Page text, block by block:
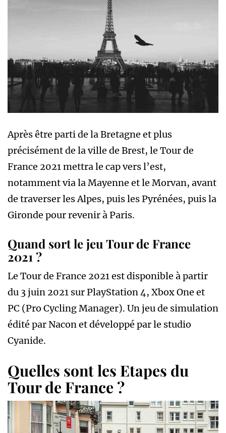
Après être parti de la Bretagne et plus
précisément de la ville de Brest, le Tour de
France 2021 mettra le cap vers l’est,
notamment via la Mayenne et le Morvan, avant
de traverser les Alpes, puis les Pyrénées, puis la
Gironde pour revenir à Paris.
Quand sort le jeu Tour de France
2021 ?
Le Tour de France 2021 est disponible à partir
du 3 juin 2021 sur PlayStation 4, Xbox One et
PC (Pro Cycling Manager). Un jeu de simulation
édité par Nacon et développé par le studio
Cyanide.
Quelles sont les Etapes du
Tour de France ?